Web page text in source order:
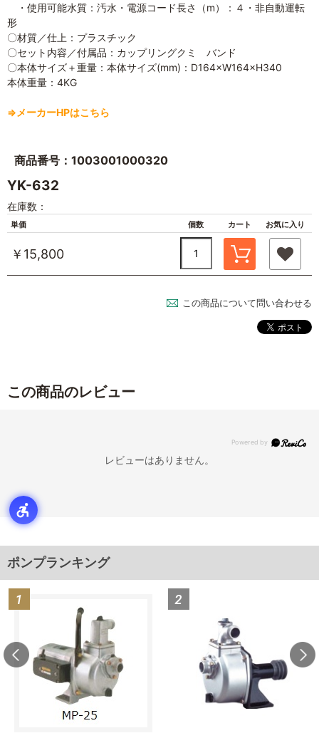
・使用可能水質：汚水・電源コード長さ（m）：４・非自動運転
形
〇材質／仕上：プラスチック
〇セット内容／付属品：カップリングクミ バンド
〇本体サイズ＋重量：本体サイズ(mm)：D164×W164×H340
本体重量：4KG
⇒メーカーHPはこちら
商品番号：1003001000320
YK-632
在庫数：
単価 個数 カート お気に入り
￥15,800
この商品について問い合わせる
この商品のレビュー
レビューはありません。
ポンプランキング